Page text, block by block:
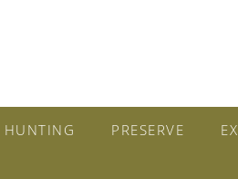
HUNTING PRESERVE